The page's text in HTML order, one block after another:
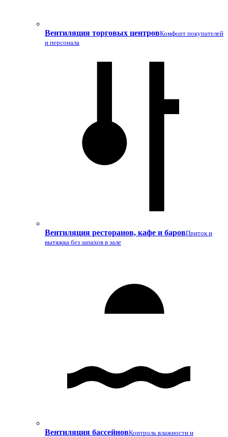
Вентиляция торговых центровКомфорт покупателей
и персонала
Вентиляция ресторанов, кафе и баровПриток и
вытяжка без запахов в зале
Вентиляция бассейновКонтроль влажности и